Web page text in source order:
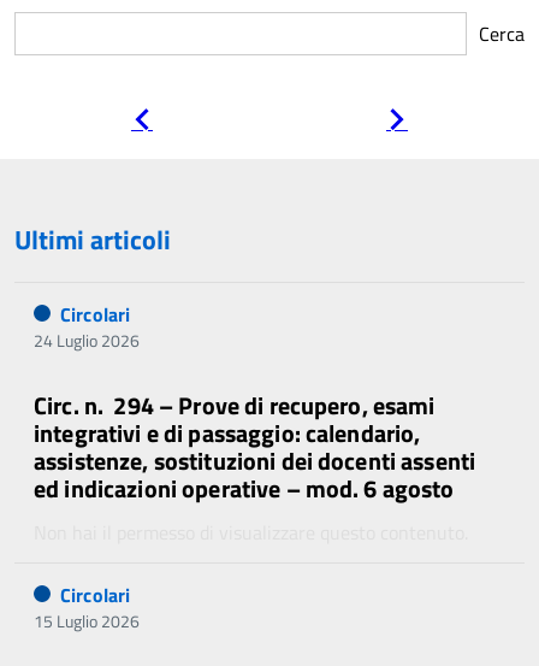
Cerca
Ultimi articoli
Circolari
24 Luglio 2026
Circ. n. 294 – Prove di recupero, esami
integrativi e di passaggio: calendario,
assistenze, sostituzioni dei docenti assenti
ed indicazioni operative – mod. 6 agosto
Circolari
15 Luglio 2026